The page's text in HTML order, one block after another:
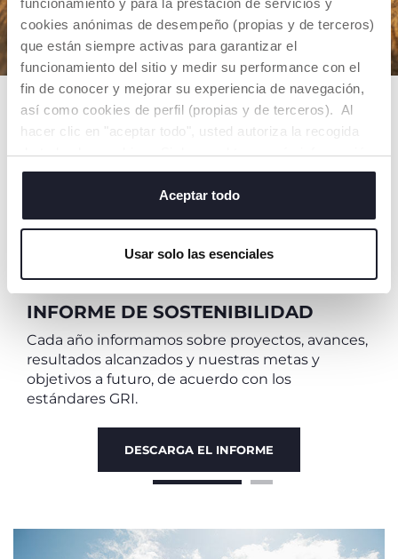
cookies anónimas de desempeño (propias y de terceros)
que están siempre activas para garantizar el
funcionamiento del sitio y medir su performance con el
fin de conocer y mejorar su experiencia de navegación,
así como cookies de perfil (propias y de terceros). Al
hacer clic en "aceptar todo", usted autoriza la recogida
de todas las cookies. Si desea obtener más información
o cambiar o revocar el consentimiento de todas o
algunas cookies, haga clic en "mostrar detalles". Al
cerrar este banner, usted consiente en utilizar
servicio solicitado.
Aceptar todo
Usar solo las esenciales
que se crecerán.Porque cuidar a los niños es
también cuidar del medio ambiente.
INFORME DE SOSTENIBILIDAD
Cada año informamos sobre proyectos, avances,
resultados alcanzados y nuestras metas y
objetivos a futuro, de acuerdo con los
estándares GRI.
DESCARGA EL INFORME